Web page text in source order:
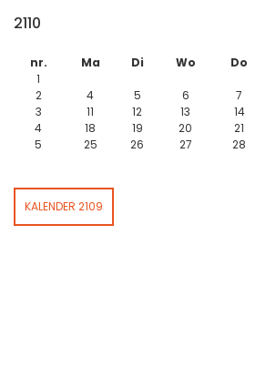
2110
nr. Ma Di Wo Do
1
2
4 5 6 7
3
11 12 13 14
4
18 19 20 21
5
25 26 27 28
KALENDER 2109